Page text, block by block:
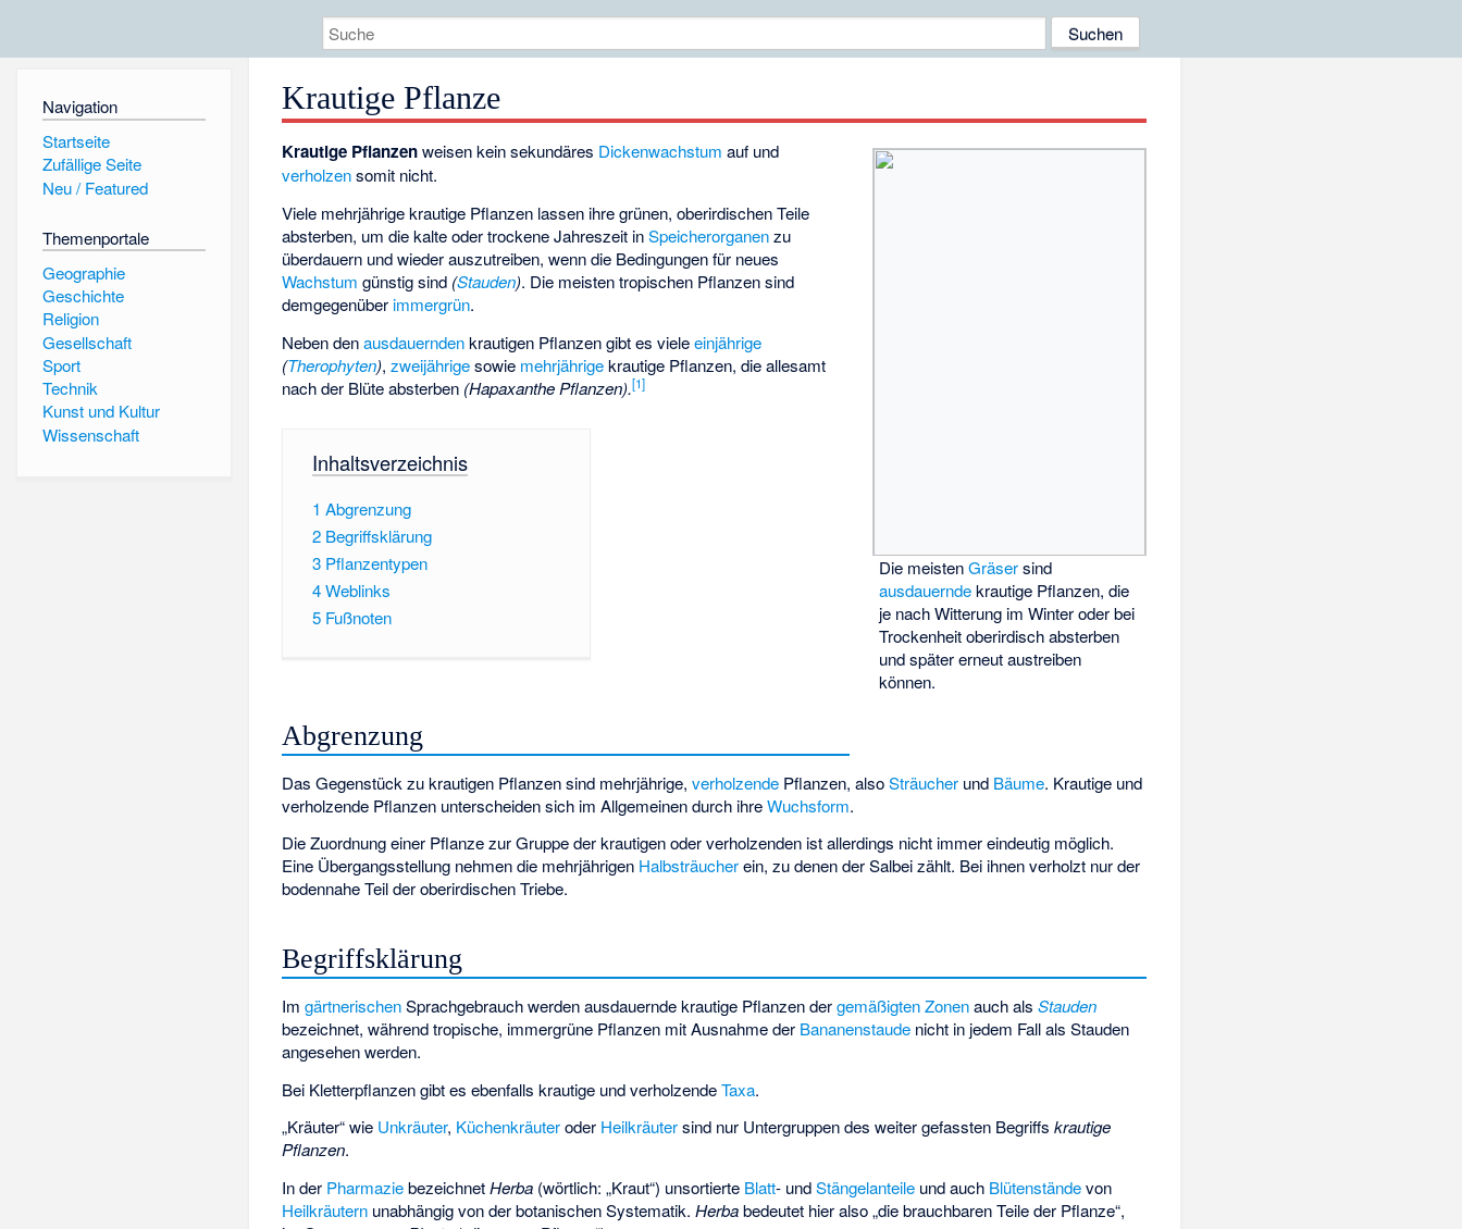
Navigation
Startseite
Zufällige Seite
Neu / Featured
Themenportale
Geographie
Geschichte
Religion
Gesellschaft
Sport
Technik
Kunst und Kultur
Wissenschaft
Krautige Pflanze
Die meistenGräsersind
ausdauerndekrautige Pflanzen, die
je nach Witterung im Winter oder bei
Trockenheit oberirdisch absterben
und später erneut austreiben
können.
Krautige Pflanzenweisen kein sekundäres Dickenwachstum auf und
verholzensomit nicht.
Viele mehrjährige krautige Pflanzen lassen ihre grünen, oberirdischen Teile
absterben, um die kalte oder trockene Jahreszeit inSpeicherorganenzu
überdauern und wieder auszutreiben, wenn die Bedingungen für neues
Wachstum günstig sind (Stauden). Die meisten tropischen Pflanzen sind
demgegenüber immergrün.
Neben denausdauerndenkrautigen Pflanzen gibt es vieleeinjährige
(Therophyten),zweijährigesowie mehrjährigekrautige Pflanzen, die allesamt
nach der Blüte absterben (Hapaxanthe Pflanzen).[1]
Inhaltsverzeichnis
1 Abgrenzung
2 Begriffsklärung
3 Pflanzentypen
4Weblinks
5 Fußnoten
Abgrenzung
Das Gegenstück zu krautigen Pflanzen sind mehrjährige,verholzende Pflanzen, alsoSträucher und Bäume. Krautige und
verholzende Pflanzen unterscheiden sich im Allgemeinen durch ihreWuchsform.
Die Zuordnung einer Pflanze zur Gruppe der krautigen oder verholzenden ist allerdings nicht immer eindeutig möglich.
Eine Übergangsstellung nehmen die mehrjährigen Halbsträucherein, zu denen derSalbeizählt. Bei ihnen verholzt nur der
bodennahe Teil der oberirdischen Triebe.
Begriffsklärung
ImgärtnerischenSprachgebrauch werden ausdauernde krautige Pflanzen dergemäßigten Zonenauch alsStauden
bezeichnet, während tropische, immergrüne Pflanzen mit Ausnahme der Bananenstaude nicht in jedem Fall als Stauden
angesehen werden.
Bei Kletterpflanzen gibt es ebenfalls krautige und verholzendeTaxa.
„Kräuter“ wie Unkräuter, Küchenkräuteroder Heilkräutersind nur Untergruppen des weiter gefassten Begriffskrautige
Pflanzen.
In der PharmaziebezeichnetHerba (wörtlich: „Kraut“) unsortierte Blatt- undStängelanteile und auch Blütenständevon
Heilkräutern unabhängig von der botanischen Systematik.Herbabedeutet hier also „die brauchbaren Teile der Pflanze“,